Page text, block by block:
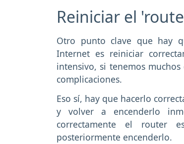
Reiniciar el
Otro punto clave que hay
Internet es reiniciar
intensivo, si tenemos
complicaciones.
Eso sí, hay que hacerlo
y volver a encenderlo
correctamente el router
posteriormente encenderlo.